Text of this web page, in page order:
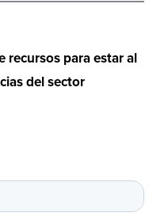
recursos para estar al
del sector